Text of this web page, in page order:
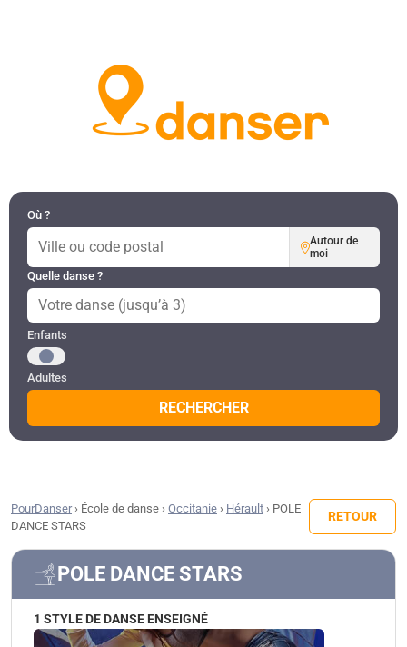
Où ?
Autour de
moi
Quelle danse ?
Public recherché
Enfants
Adultes
RECHERCHER
PourDanser› École de danse › Occitanie › Hérault › POLE
DANCE STARS
RETOUR
POLE DANCE STARS
1 STYLE DE DANSE ENSEIGNÉ